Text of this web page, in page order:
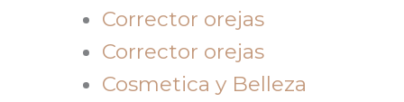
Corrector orejas
Corrector orejas
Cosmetica y Belleza